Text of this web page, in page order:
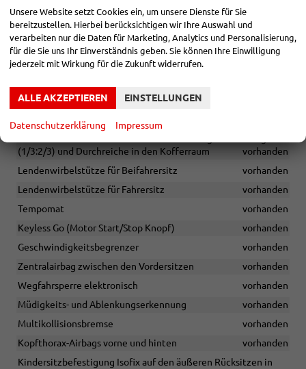
Bluetooth-Freisprecheinrichtung
vorhanden
6 Lautsprecher
vorhanden
Antenne für Radio
Vordersitze höhenverstellbar
Sitzbezug in Stoff/Teilleder (Imitat)
(1/3:2/3) und Durchreiche in den Kofferraum
vorhanden
Lendenwirbelstütze für Beifahrersitz
vorhanden
Lendenwirbelstütze für Fahrersitz
vorhanden
Tempomat
vorhanden
Keyless Go (Motor Start/Stop Knopf)
vorhanden
Geschwindigkeitsbegrenzer
vorhanden
Zentralairbag zwischen den Vordersitzen
vorhanden
Wegfahrsperre elektronisch
vorhanden
Müdigkeits- und Ablenkungserkennung
vorhanden
Multikollisionsbremse
vorhanden
Kopfthorax-Airbags vorne und hinten
vorhanden
Kindersitzbefestigung Isofix auf den äußeren Rücksitzen in
Unsere Website setzt Cookies ein, um unsere Dienste für Sie
bereitzustellen. Hierbei berücksichtigen wir Ihre Auswahl und
verarbeiten nur die Daten für Marketing, Analytics und Personalisierung,
für die Sie uns Ihr Einverständnis geben. Sie können Ihre Einwilligung
jederzeit mit Wirkung für die Zukunft widerrufen.
ALLE AKZEPTIEREN EINSTELLUNGEN
Datenschutzerklärung Impressum